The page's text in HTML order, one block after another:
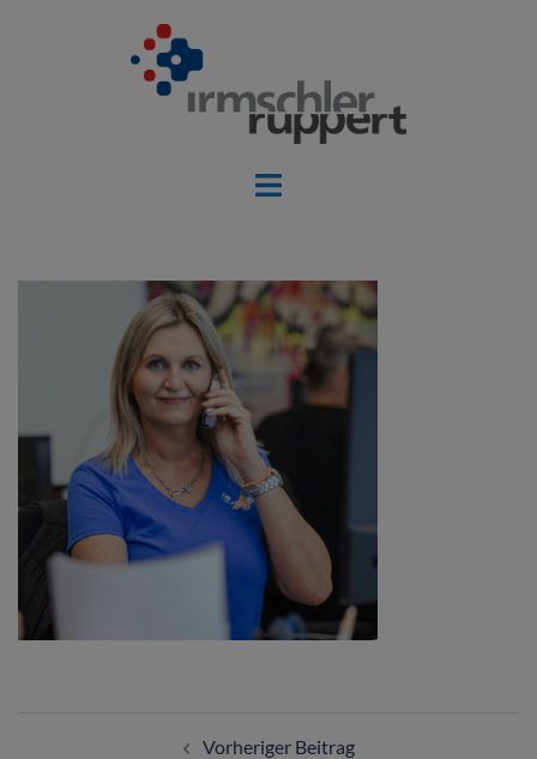
Vorheriger Beitrag